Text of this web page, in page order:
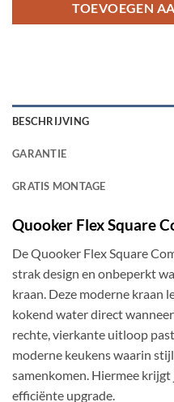
TOEVOEGEN
BESCHRIJVING
GARANTIE
GRATIS MONTAGE
Quooker Flex Square
De Quooker Flex Square
strak design en onbeperkt
kraan. Deze moderne kraan
kokend water direct
rechte, vierkante uitloop
moderne keukens waarin
samenkomen. Hiermee
efficiënte upgrade.